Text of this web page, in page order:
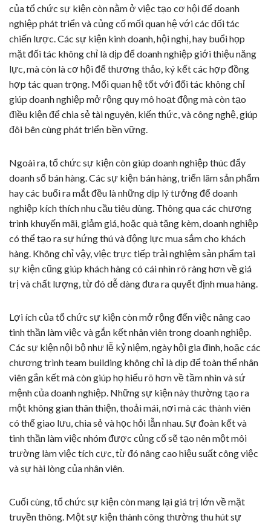
của tổ chức sự kiện còn nằm ở việc tạo cơ hội để doanh
nghiệp phát triển và củng cố mối quan hệ với các đối tác
chiến lược. Các sự kiện kinh doanh, hội nghị, hay buổi họp
mặt đối tác không chỉ là dịp để doanh nghiệp giới thiệu năng
lực, mà còn là cơ hội để thương thảo, ký kết các hợp đồng
hợp tác quan trọng. Mối quan hệ tốt với đối tác không chỉ
giúp doanh nghiệp mở rộng quy mô hoạt động mà còn tạo
điều kiện để chia sẻ tài nguyên, kiến thức, và công nghệ, giúp
đôi bên cùng phát triển bền vững.
Ngoài ra, tổ chức sự kiện còn giúp doanh nghiệp thúc đẩy
doanh số bán hàng. Các sự kiện bán hàng, triển lãm sản phẩm
hay các buổi ra mắt đều là những dịp lý tưởng để doanh
nghiệp kích thích nhu cầu tiêu dùng. Thông qua các chương
trình khuyến mãi, giảm giá, hoặc quà tặng kèm, doanh nghiệp
có thể tạo ra sự hứng thú và động lực mua sắm cho khách
hàng. Không chỉ vậy, việc trực tiếp trải nghiệm sản phẩm tại
sự kiện cũng giúp khách hàng có cái nhìn rõ ràng hơn về giá
trị và chất lượng, từ đó dễ dàng đưa ra quyết định mua hàng.
Lợi ích của tổ chức sự kiện còn mở rộng đến việc nâng cao
tinh thần làm việc và gắn kết nhân viên trong doanh nghiệp.
Các sự kiện nội bộ như lễ kỷ niệm, ngày hội gia đình, hoặc các
chương trình team building không chỉ là dịp để toàn thể nhân
viên gắn kết mà còn giúp họ hiểu rõ hơn về tầm nhìn và sứ
mệnh của doanh nghiệp. Những sự kiện này thường tạo ra
một không gian thân thiện, thoải mái, nơi mà các thành viên
có thể giao lưu, chia sẻ và học hỏi lẫn nhau. Sự đoàn kết và
tinh thần làm việc nhóm được củng cố sẽ tạo nên một môi
trường làm việc tích cực, từ đó nâng cao hiệu suất công việc
và sự hài lòng của nhân viên.
Cuối cùng, tổ chức sự kiện còn mang lại giá trị lớn về mặt
truyền thông. Một sự kiện thành công thường thu hút sự